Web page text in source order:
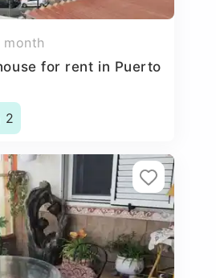
month
for rent in Puerto
2